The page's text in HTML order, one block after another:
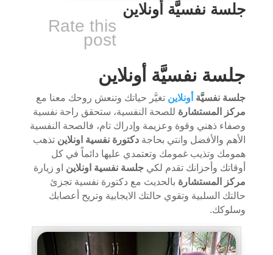
جلسة نفسيَّة أونلاين
Rate this
post
جلسة نفسيَّة أونلاين
جلسة نفسيَّة أونلاين تغيَّر حياتك وتنعش روحك معنا مع
مركز المستشارة للصحة النفسية، ستحقق راحة نفسية
وصفاء ذهني وقوة وعزيمة وإدراك تام، فالصحة النفسية
الأهم والأفضل وانتي بحاجة دكتورة نفسية اونلاين تذهب
همومك وتذيب غمومك وتعتمدي عليها دائماً في كل
أوقاتك وأحزانك تقدم لكي جلسة نفسية اونلاين او زيارة
مركز المستشارة بالحديث مع دكتورة نفسية تجزئ
حالتك السلبية وتقوي حالتك الايجابية وتريح أعصابك
وسلوكك.